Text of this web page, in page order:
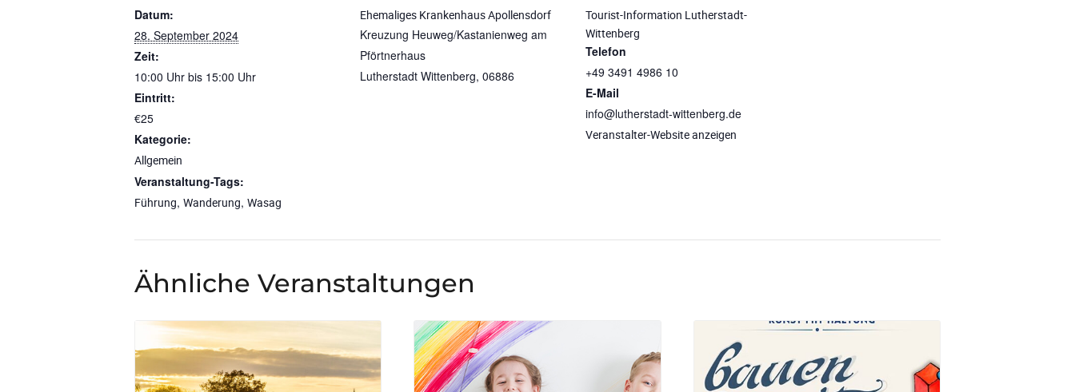
Datum:
28. September 2024
Zeit:
10:00 Uhr bis 15:00 Uhr
Eintritt:
€25
Kategorie:
Allgemein
Veranstaltung-Tags:
Führung, Wanderung, Wasag
Ehemaliges Krankenhaus Apollensdorf
Kreuzung Heuweg/Kastanienweg am
Pförtnerhaus
Lutherstadt Wittenberg, 06886
Tourist-Information Lutherstadt-
Wittenberg
Telefon
+49 3491 4986 10
E-Mail
info@lutherstadt-wittenberg.de
Veranstalter-Website anzeigen
Ähnliche Veranstaltungen